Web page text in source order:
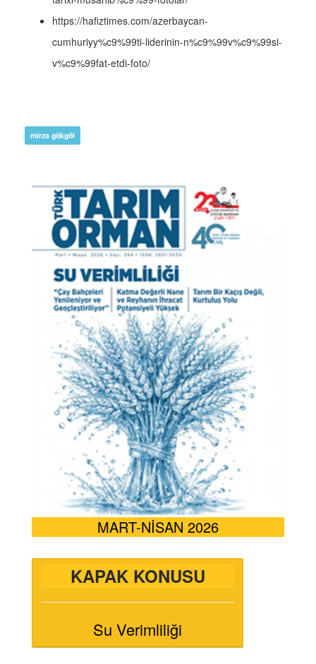
https://hafiztimes.com/azerbaycan-
cumhuriyy%c9%99ti-liderinin-n%c9%99v%c9%99si-
v%c9%99fat-etdi-foto/
mirza gökgöl
MART-NİSAN 2026
KAPAK KONUSU
Su Verimliliği